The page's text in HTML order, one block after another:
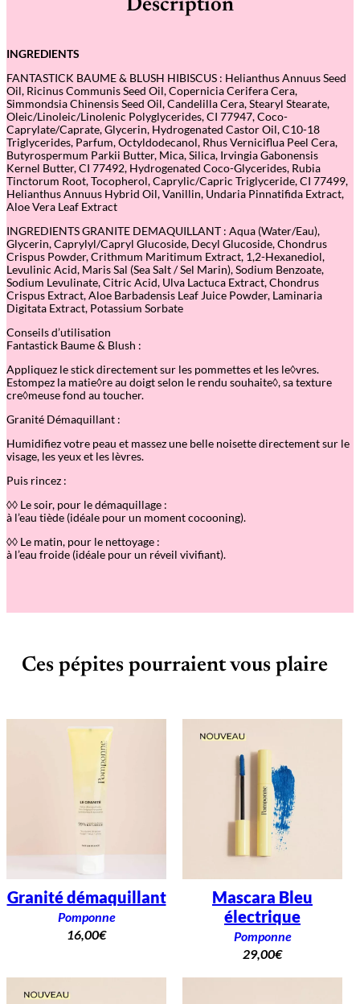
Description
INGREDIENTS
FANTASTICK BAUME & BLUSH HIBISCUS : Helianthus Annuus Seed
Oil, Ricinus Communis Seed Oil, Copernicia Cerifera Cera,
Simmondsia Chinensis Seed Oil, Candelilla Cera, Stearyl Stearate,
Oleic/Linoleic/Linolenic Polyglycerides, CI 77947, Coco-
Caprylate/Caprate, Glycerin, Hydrogenated Castor Oil, C10-18
Triglycerides, Parfum, Octyldodecanol, Rhus Verniciflua Peel Cera,
Butyrospermum Parkii Butter, Mica, Silica, Irvingia Gabonensis
Kernel Butter, CI 77492, Hydrogenated Coco-Glycerides, Rubia
Tinctorum Root, Tocopherol, Caprylic/Capric Triglyceride, CI 77499,
Helianthus Annuus Hybrid Oil, Vanillin, Undaria Pinnatifida Extract,
Aloe Vera Leaf Extract
INGREDIENTS GRANITE DEMAQUILLANT : Aqua (Water/Eau),
Glycerin, Caprylyl/Capryl Glucoside, Decyl Glucoside, Chondrus
Crispus Powder, Crithmum Maritimum Extract, 1,2-Hexanediol,
Levulinic Acid, Maris Sal (Sea Salt / Sel Marin), Sodium Benzoate,
Sodium Levulinate, Citric Acid, Ulva Lactuca Extract, Chondrus
Crispus Extract, Aloe Barbadensis Leaf Juice Powder, Laminaria
Digitata Extract, Potassium Sorbate
Conseils d’utilisation
Fantastick Baume & Blush :
Appliquez le stick directement sur les pommettes et les le◊vres.
Estompez la matie◊re au doigt selon le rendu souhaite◊, sa texture
cre◊meuse fond au toucher.
Granité Démaquillant :
Humidifiez votre peau et massez une belle noisette directement sur le
visage, les yeux et les lèvres.
Puis rincez :
◊◊ Le soir, pour le démaquillage :
à l’eau tiède (idéale pour un moment cocooning).
◊◊ Le matin, pour le nettoyage :
à l’eau froide (idéale pour un réveil vivifiant).
Ces pépites pourraient vous plaire
Granité démaquillant
Pomponne
16,00€
Mascara Bleu
électrique
Pomponne
29,00€